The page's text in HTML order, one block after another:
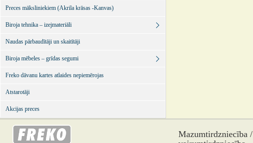
Preces māksliniekiem (Akrila krāsas -Kanvas)
Biroja tehnika – izejmateriāli
Naudas pārbaudītāji un skaitītāji
Biroja mēbeles – grīdas segumi
Freko dāvanu kartes atlaides nepiemērojas
Atstarotāji
Akcijas preces
Mazumtirdzniecība /